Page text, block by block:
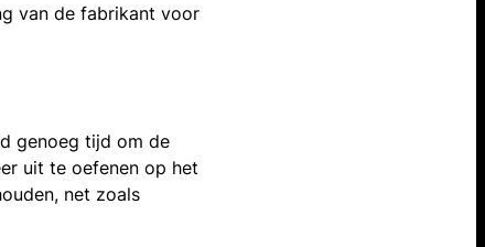
van de fabrikant voor
genoeg tijd om de
uit te oefenen op het
net zoals